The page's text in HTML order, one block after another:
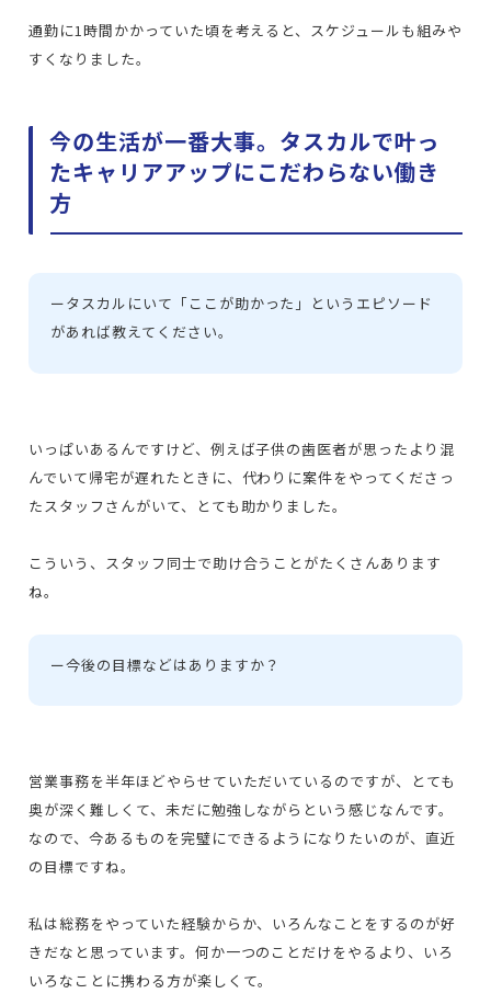
通勤に1時間かかっていた頃を考えると、スケジュールも組みや
すくなりました。
今の生活が一番大事。タスカルで叶っ
たキャリアアップにこだわらない働き
方
ータスカルにいて「ここが助かった」というエピソード
があれば教えてください。
いっぱいあるんですけど、例えば子供の歯医者が思ったより混
んでいて帰宅が遅れたときに、代わりに案件をやってくださっ
たスタッフさんがいて、とても助かりました。
こういう、スタッフ同士で助け合うことがたくさんあります
ね。
ー今後の目標などはありますか？
営業事務を半年ほどやらせていただいているのですが、とても
奥が深く難しくて、未だに勉強しながらという感じなんです。
なので、今あるものを完璧にできるようになりたいのが、直近
の目標ですね。
私は総務をやっていた経験からか、いろんなことをするのが好
きだなと思っています。何か一つのことだけをやるより、いろ
いろなことに携わる方が楽しくて。